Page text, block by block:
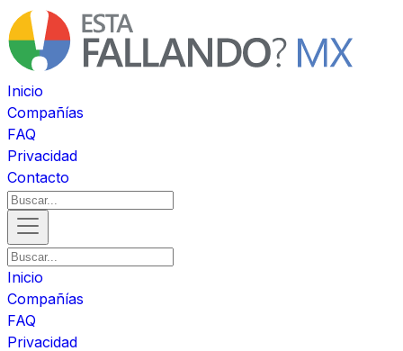
Inicio
Compañías
FAQ
Privacidad
Contacto
Inicio
Compañías
FAQ
Privacidad